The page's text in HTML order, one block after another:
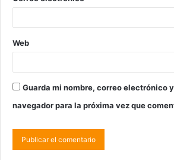
Web
Guarda mi nombre, correo electrónico
navegador para la próxima vez que